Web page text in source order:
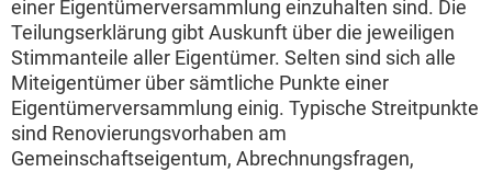
einer Eigentümerversammlung einzuhalten sind. Die
Teilungserklärung gibt Auskunft über die jeweiligen
Stimmanteile aller Eigentümer. Selten sind sich alle
Miteigentümer über sämtliche Punkte einer
Eigentümerversammlung einig. Typische Streitpunkte
sind Renovierungsvorhaben am
Gemeinschaftseigentum, Abrechnungsfragen,